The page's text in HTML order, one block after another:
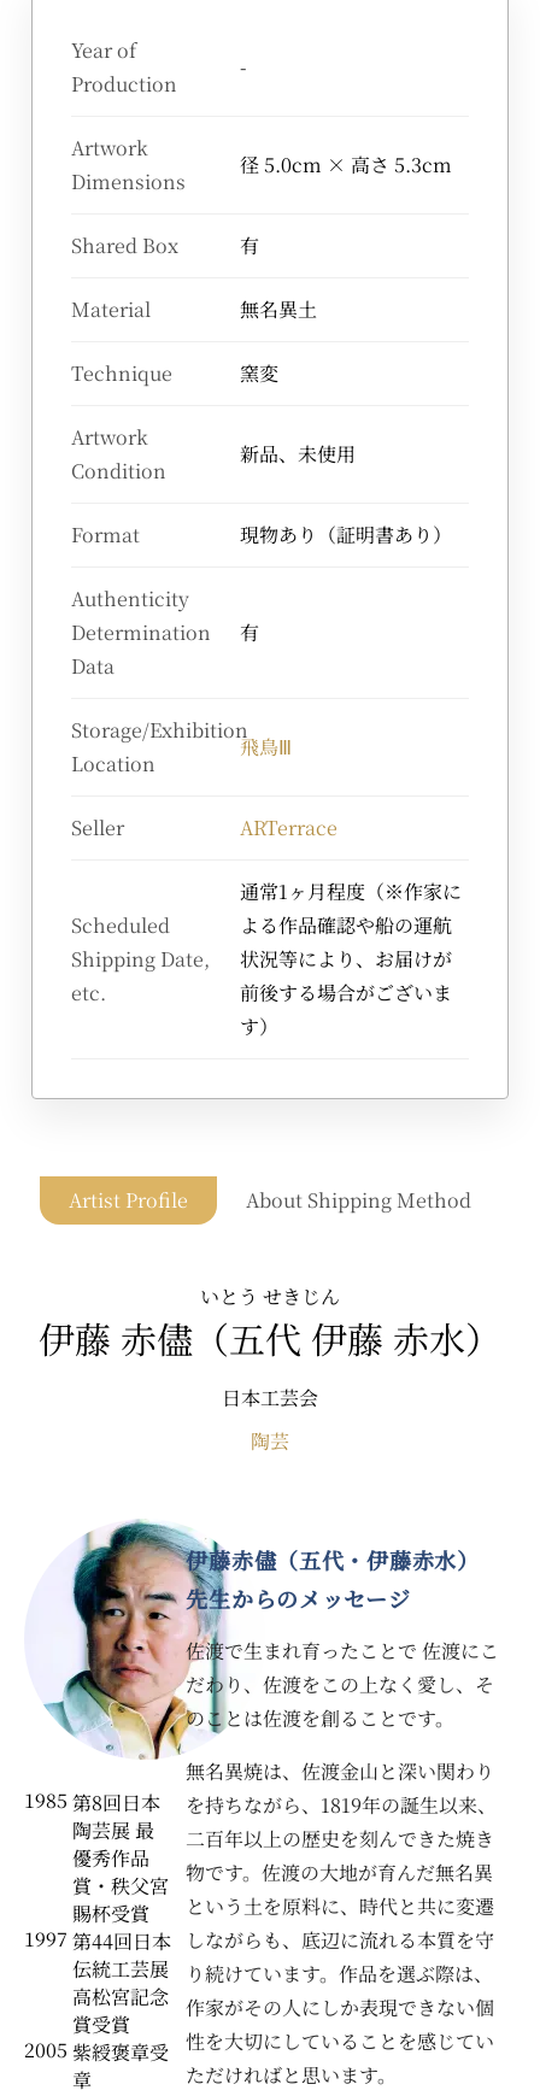
Year of
Production
-
Artwork
Dimensions
径 5.0cm × 高さ 5.3cm
Shared Box 有
Material 無名異土
Technique 窯変
Artwork
Condition
新品、未使用
Format 現物あり（証明書あり）
Authenticity
Determination
Data
有
Storage/Exhibition
Location
飛鳥Ⅲ
Seller ARTerrace
Scheduled
Shipping Date,
etc.
通常1ヶ月程度（※作家に
よる作品確認や船の運航
状況等により、お届けが
前後する場合がございま
す）
Artist Profile About Shipping Method
いとう せきじん
伊藤 赤儘（五代 伊藤 赤水）
日本工芸会
陶芸
1985 第8回日本
陶芸展 最
優秀作品
賞・秩父宮
賜杯受賞
1997 第44回日本
伝統工芸展
高松宮記念
賞受賞
2005 紫綬褒章受
章
伊藤赤儘（五代・伊藤赤水）
先生からのメッセージ
佐渡で生まれ育ったことで 佐渡にこ
だわり、佐渡をこの上なく愛し、そ
のことは佐渡を創ることです。
無名異焼は、佐渡金山と深い関わり
を持ちながら、1819年の誕生以来、
二百年以上の歴史を刻んできた焼き
物です。佐渡の大地が育んだ無名異
という土を原料に、時代と共に変遷
しながらも、底辺に流れる本質を守
り続けています。作品を選ぶ際は、
作家がその人にしか表現できない個
性を大切にしていることを感じてい
ただければと思います。